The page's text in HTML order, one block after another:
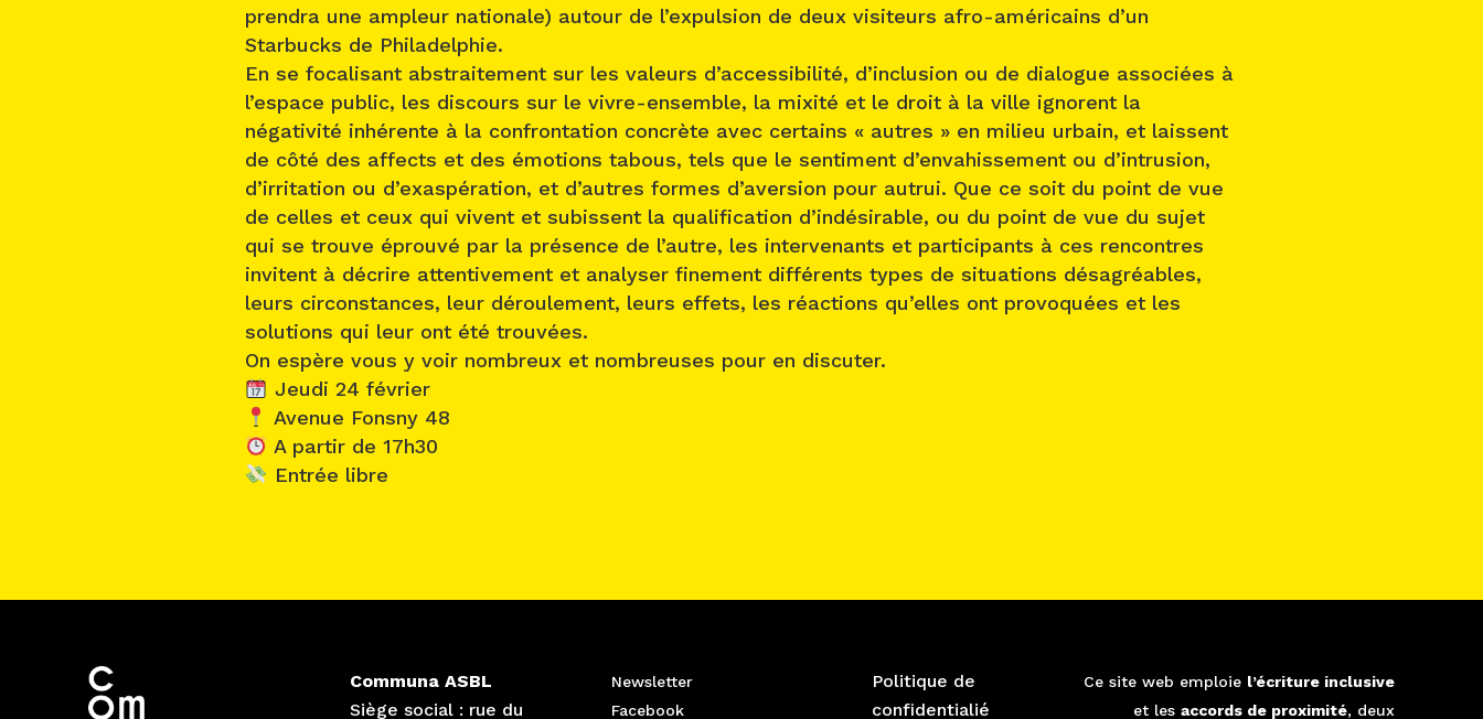
prendra une ampleur nationale) autour de l’expulsion de deux visiteurs afro-américains d’un
Starbucks de Philadelphie.
En se focalisant abstraitement sur les valeurs d’accessibilité, d’inclusion ou de dialogue associées à
l’espace public, les discours sur le vivre-ensemble, la mixité et le droit à la ville ignorent la
négativité inhérente à la confrontation concrète avec certains « autres » en milieu urbain, et laissent
de côté des affects et des émotions tabous, tels que le sentiment d’envahissement ou d’intrusion,
d’irritation ou d’exaspération, et d’autres formes d’aversion pour autrui. Que ce soit du point de vue
de celles et ceux qui vivent et subissent la qualification d’indésirable, ou du point de vue du sujet
qui se trouve éprouvé par la présence de l’autre, les intervenants et participants à ces rencontres
invitent à décrire attentivement et analyser finement différents types de situations désagréables,
leurs circonstances, leur déroulement, leurs effets, les réactions qu’elles ont provoquées et les
solutions qui leur ont été trouvées.
On espère vous y voir nombreux et nombreuses pour en discuter.
Jeudi 24 février
Avenue Fonsny 48
A partir de 17h30
Entrée libre
Communa ASBL
Siège social : rue du
Newsletter
Facebook
Politique de
confidentialié
Ce site web emploie l’écriture inclusive
et les accords de proximité, deux